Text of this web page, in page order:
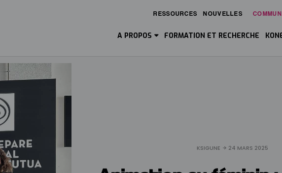
Menu
RESSOURCES NOUVELLES
A PROPOS FORMATION ET RECHERCHE
KSIGUNE 24 MARS 2025